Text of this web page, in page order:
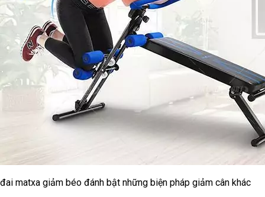
đai matxa giảm béo đánh bật những biện pháp giảm cân khác